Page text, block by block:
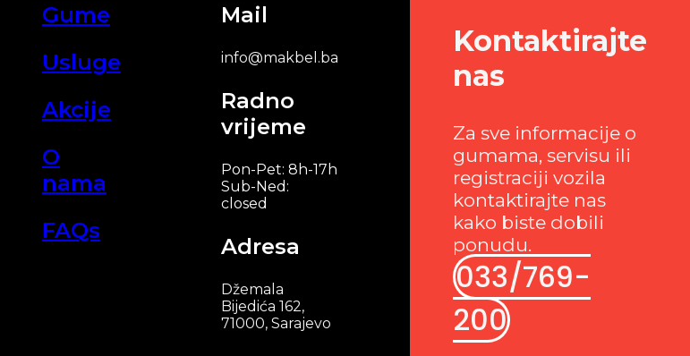
Gume
Usluge
Akcije
O
nama
FAQs
Mail
info@makbel.ba
Radno
vrijeme
Pon-Pet: 8h-17h
Sub-Ned:
closed
Adresa
Džemala
Bijedića 162,
71000, Sarajevo
Kontaktirajte
nas
Za sve informacije o
gumama, servisu ili
registraciji vozila
kontaktirajte nas
kako biste dobili
ponudu.
033/769-
200